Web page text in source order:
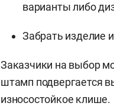
варианты либо
Забрать изделие
Заказчики на выбор
штамп подвергается
износостойкое клише.